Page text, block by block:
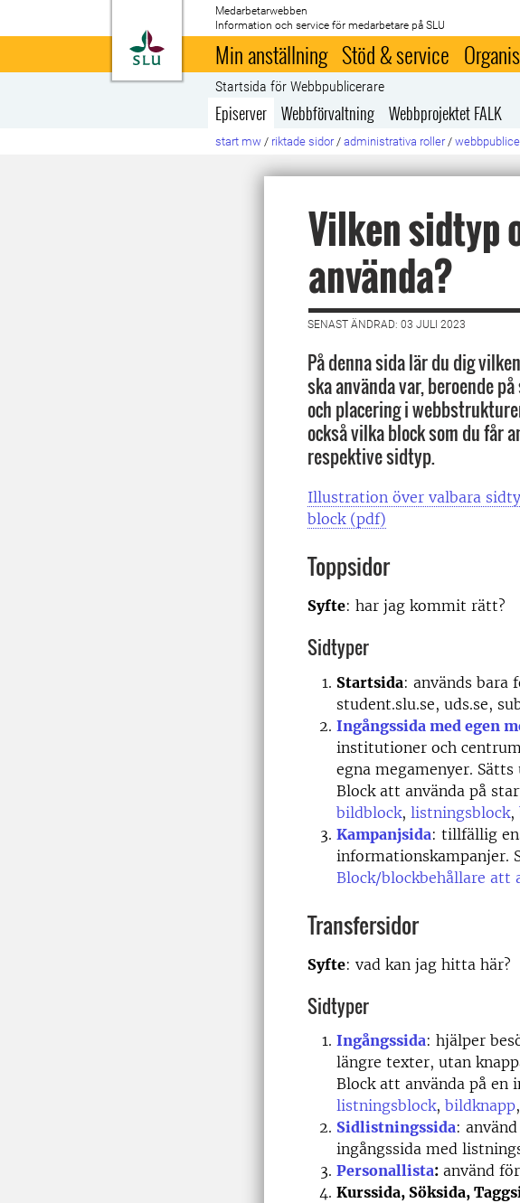
Till startsida
Medarbetarwebben
Information och service för medarbetare på SLU
Min anställning Stöd & service
Startsida för Webbpublicerare
Episerver Webbförvaltning Webbprojektet FALK
start mw / riktade sidor / administrativa roller /
Vilken sidtyp
använda?
SENAST ÄNDRAD: 03 JULI 2023
På denna sida lär du dig
ska använda var, beroende
och placering i
också vilka block som du får
respektive sidtyp.
Illustration över valbara
block (pdf)
Toppsidor
Syfte: har jag kommit rätt?
Sidtyper
Startsida: används bara
student.slu.se, uds.se,
Ingångssida med egen
institutioner och
egna megamenyer.
Block att använda på
bildblock, listningsblock,
Kampanjsida: tillfällig
informationskampanjer.
Block/blockbehållare att
Transfersidor
Syfte: vad kan jag hitta här?
Sidtyper
Ingångssida: hjälper
längre texter, utan
Block att använda på en
listningsblock, bildknapp,
Sidlistningssida:
ingångssida med
Personallista: använd
Kurssida, Söksida,